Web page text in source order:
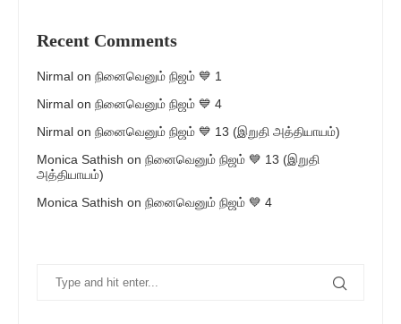
Recent Comments
Nirmal on நினைவெனும் நிஜம் 💙 1
Nirmal on நினைவெனும் நிஜம் 💙 4
Nirmal on நினைவெனும் நிஜம் 💙 13 (இறுதி அத்தியாயம்)
Monica Sathish on நினைவெனும் நிஜம் 💙 13 (இறுதி
அத்தியாயம்)
Monica Sathish on நினைவெனும் நிஜம் 💙 4